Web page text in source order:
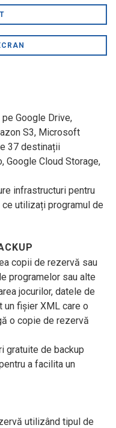
Google Drive,
S3, Microsoft
37 destinații
Google Cloud Storage,
infrastructuri pentru
utilizați programul de
copii de rezervă sau
programelor sau alte
jocurilor, datele de
un fișier XML care o
o copie de rezervă
gratuite de backup
a facilita un
utilizând tipul de